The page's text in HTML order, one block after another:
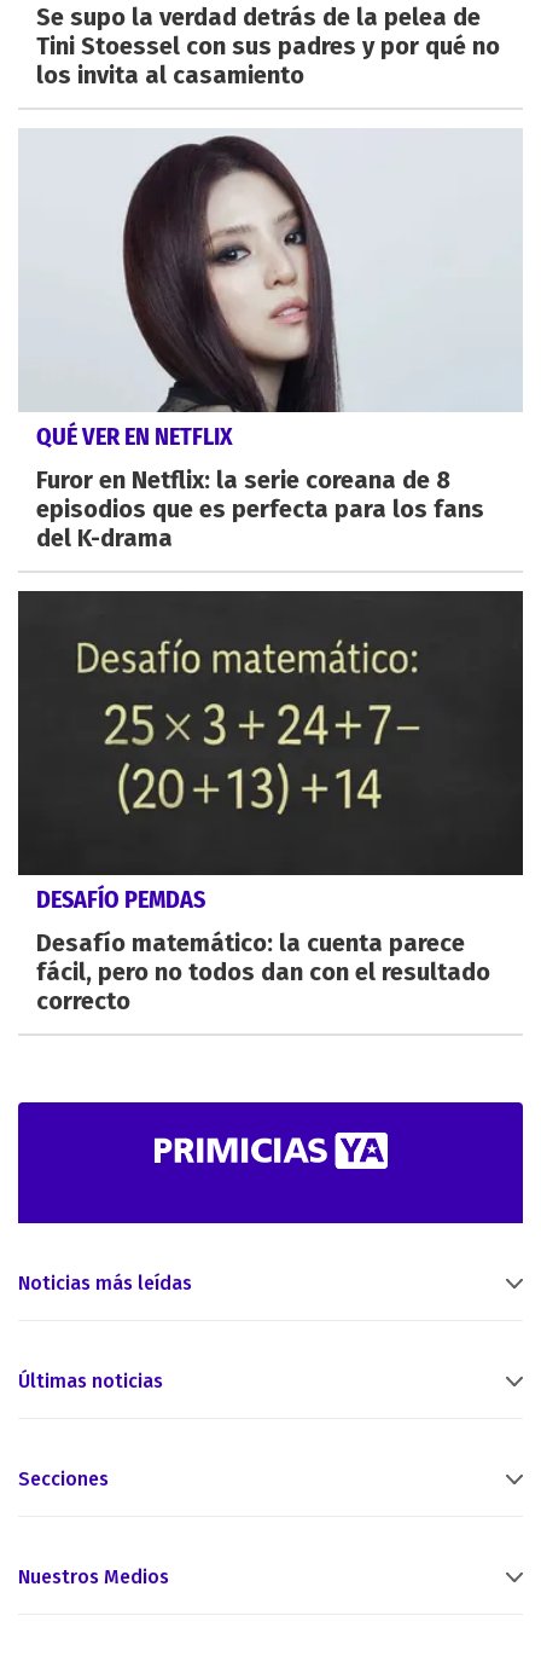
Se supo la verdad detrás de la pelea de
Tini Stoessel con sus padres y por qué no
los invita al casamiento
QUÉ VER EN NETFLIX
Furor en Netflix: la serie coreana de 8
episodios que es perfecta para los fans
del K-drama
DESAFÍO PEMDAS
Desafío matemático: la cuenta parece
fácil, pero no todos dan con el resultado
correcto
Noticias más leídas
Últimas noticias
Secciones
Nuestros Medios